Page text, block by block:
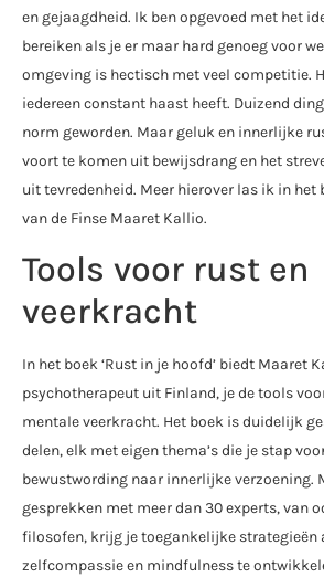
en gejaagdheid. Ik ben opgevoed met het
bereiken als je er maar hard genoeg voor
omgeving is hectisch met veel competitie.
iedereen constant haast heeft. Duizend
norm geworden. Maar geluk en innerlijke
voort te komen uit bewijsdrang en het
uit tevredenheid. Meer hierover las ik in het
van de Finse Maaret Kallio.
Tools voor rust en
veerkracht
In het boek ‘Rust in je hoofd’ biedt Maaret
psychotherapeut uit Finland, je de tools
mentale veerkracht. Het boek is duidelijk
delen, elk met eigen thema’s die je stap
bewustwording naar innerlijke verzoening.
gesprekken met meer dan 30 experts, van
filosofen, krijg je toegankelijke strategieën
zelfcompassie en mindfulness te